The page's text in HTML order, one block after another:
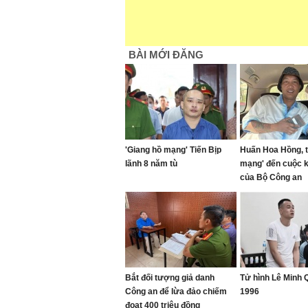
BÀI MỚI ĐĂNG
'Giang hồ mạng' Tiến Bịp
lãnh 8 năm tù
Huấn Hoa Hồng,
mạng' đến cuộc
của Bộ Công an
Bắt đối tượng giả danh
Công an để lừa đảo chiếm
đoạt 400 triệu đồng
Tử hình Lê Minh
1996